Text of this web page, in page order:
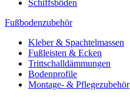
Schiffsböden
Fußbodenzubehör
Kleber & Spachtelmassen
Fußleisten & Ecken
Trittschalldämmungen
Bodenprofile
Montage- & Pflegezubehör